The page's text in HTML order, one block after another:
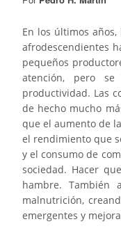
En los últimos
afrodescendientes
pequeños
atención, pero
productividad. Las
de hecho mucho
que el aumento de
el rendimiento que
y el consumo de
sociedad. Hacer
hambre. También
malnutrición,
emergentes y